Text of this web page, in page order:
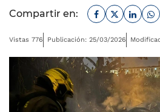
Compartir en: Facebook
Twitter
Vistas 776 Publicación: 25/03/2026